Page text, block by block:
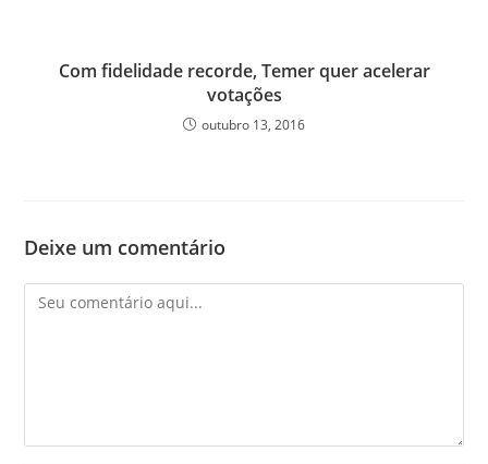
Com fidelidade recorde, Temer quer acelerar
votações
outubro 13, 2016
Deixe um comentário